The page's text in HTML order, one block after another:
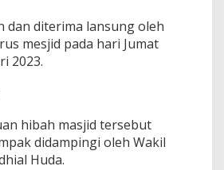
dan diterima lansung oleh
mesjid pada hari Jumat
2023.
hibah masjid tersebut
didampingi oleh Wakil
Huda.